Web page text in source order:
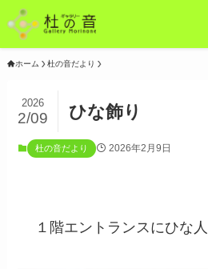
ホーム 杜の音だより
ひな飾り
2026
2/09
杜の音だより 2026年2月9日
１階エントランスにひな